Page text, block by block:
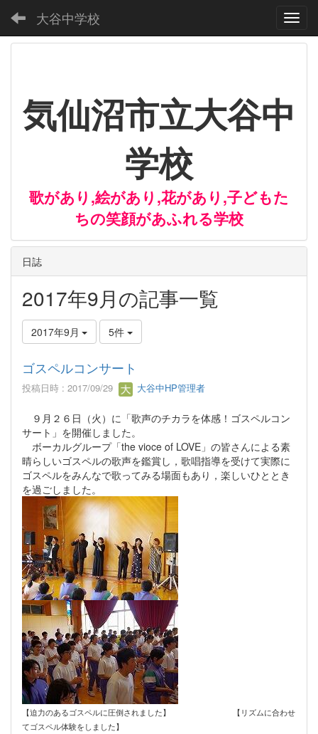
大谷中学校
気仙沼市立大谷中
学校
歌があり,絵があり,花があり,子どもた
ちの笑顔があふれる学校
日誌
2017年9月の記事一覧
2017年9月 5件
ゴスペルコンサート
投稿日時 : 2017/09/29 大谷中HP管理者
９月２６日（火）に「歌声のチカラを体感！ゴスペルコン
サート」を開催しました。
ボーカルグループ「the vioce of LOVE」の皆さんによる素
晴らしいゴスペルの歌声を鑑賞し，歌唱指導を受けて実際に
ゴスペルをみんなで歌ってみる場面もあり，楽しいひととき
を過ごしました。
【迫力のあるゴスペルに圧倒されました】 【リズムに合わせ
てゴスペル体験をしました】